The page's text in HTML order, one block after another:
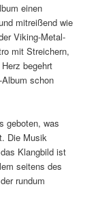
einen
mitreißend wie
Viking-Metal-
mit Streichern,
begehrt
schon
geboten, was
Die Musik
Klangbild ist
seitens des
rundum